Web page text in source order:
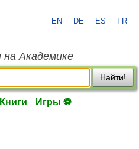
EN DE ES FR
на Академике
Найти!
Книги Игры ⚽